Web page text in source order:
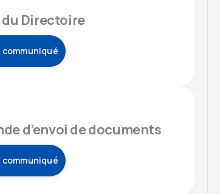
Directoire
communiqué
d’envoi de documents
communiqué